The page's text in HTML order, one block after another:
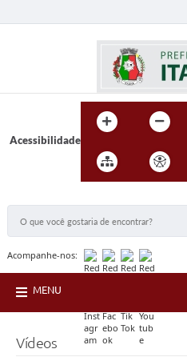
Acessibilidade
Acompanhe-nos:
MENU
Vídeos